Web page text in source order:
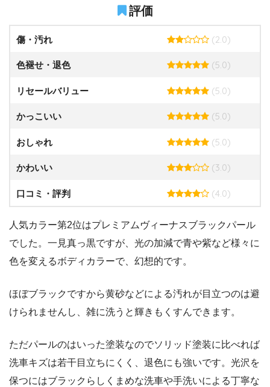
評価
傷・汚れ (2.0)
色褪せ・退色 (5.0)
リセールバリュー (5.0)
かっこいい (5.0)
おしゃれ (5.0)
かわいい (3.0)
口コミ・評判 (4.0)
人気カラー第2位はプレミアムヴィーナスブラックパール
でした。一見真っ黒ですが、光の加減で青や紫など様々に
色を変えるボディカラーで、幻想的です。
ほぼブラックですから黄砂などによる汚れが目立つのは避
けられませんし、雑に洗うと輝きもくすんできます。
ただパールのはいった塗装なのでソリッド塗装に比べれば
洗車キズは若干目立ちにくく、退色にも強いです。光沢を
保つにはブラックらしくまめな洗車や手洗いによる丁寧な